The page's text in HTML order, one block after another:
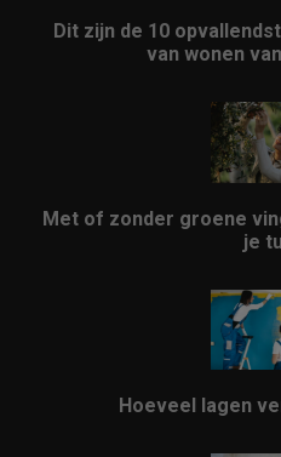
Dit zijn de 10
van wonen
Met of zonder groene
je
Hoeveel lagen